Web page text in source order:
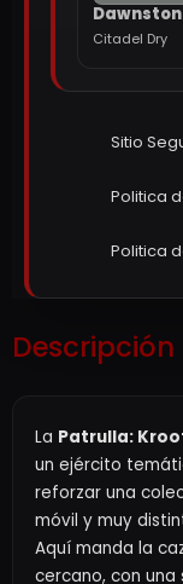
Citadel Dry
Sitio
Politica
Politica
Descripción
La Patrulla:
un ejército
reforzar una
móvil y muy
Aquí manda la
cercano, con